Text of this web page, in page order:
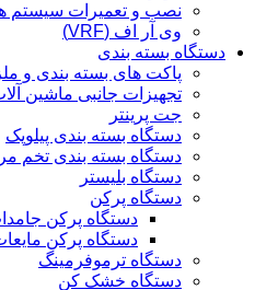
نصب و تعمیرات سیستم
وی آر اف (VRF)
دستگاه بسته بندی
پاکت های بسته بندی و
تجهیزات جانبی ماشین
جت پرینتر
دستگاه بسته بندی پیلوپک
دستگاه بسته بندی تخم
دستگاه بلیستر
دستگاه پرکن
دستگاه پرکن
دستگاه پرکن
دستگاه ترموفرمینگ
دستگاه خشک کن